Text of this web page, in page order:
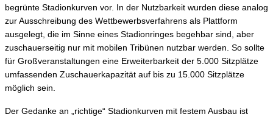
begrünte Stadionkurven vor. In der Nutzbarkeit wurden diese analog
zur Ausschreibung des Wettbewerbsverfahrens als Plattform
ausgelegt, die im Sinne eines Stadionringes begehbar sind, aber
zuschauerseitig nur mit mobilen Tribünen nutzbar werden. So sollte
für Großveranstaltungen eine Erweiterbarkeit der 5.000 Sitzplätze
umfassenden Zuschauerkapazität auf bis zu 15.000 Sitzplätze
möglich sein.
Der Gedanke an „richtige“ Stadionkurven mit festem Ausbau ist